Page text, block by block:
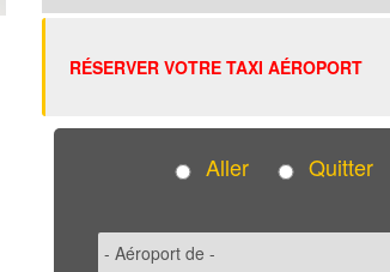
RÉSERVER VOTRE TAXI AÉROPORT
Aller Quitter